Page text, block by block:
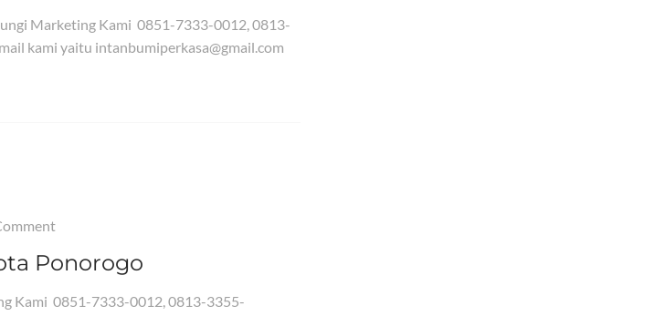
Marketing Kami 0851-7333-0012, 0813-
kami yaitu intanbumiperkasa@gmail.com
Ponorogo
Kami 0851-7333-0012, 0813-3355-